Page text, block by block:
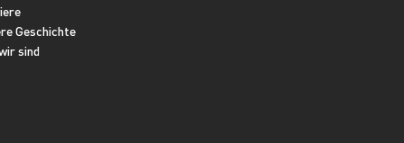
Geschichte
sind